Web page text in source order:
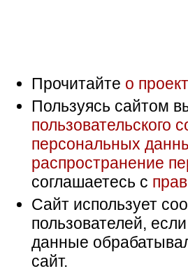
Прочитайте о
Пользуясь сайтом
пользовательского
персональных
распространение
соглашаетесь с
Сайт использует
пользователей,
данные
сайт.